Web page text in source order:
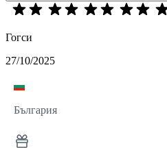
Гогси
27/10/2025
България